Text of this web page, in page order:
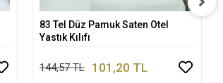
Sepete Ekle
83 Tel Düz Pamuk Saten Otel
Yastık Kılıfı
144,57 TL 101,20 TL